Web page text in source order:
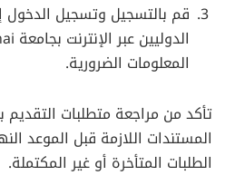
قم بالتسجيل وتسجيل
المعلومات الضرورية.
تأكد من مراجعة متطلبات التقديم
المستندات اللازمة قبل الموعد
الطلبات المتأخرة أو غير المكتملة.